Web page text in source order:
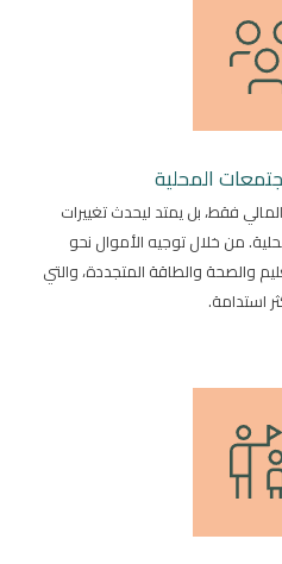
المحلية
فقط، بل يمتد ليحدث تغييرات
من خلال توجيه الأموال نحو
والصحة والطاقة المتجددة، والتي
استدامة.